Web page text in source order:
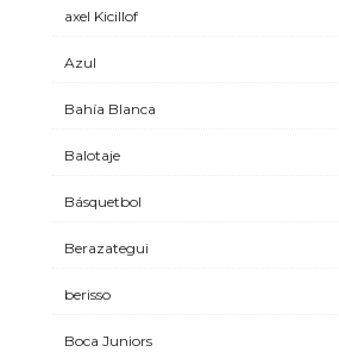
axel Kicillof
Azul
Bahía Blanca
Balotaje
Básquetbol
Berazategui
berisso
Boca Juniors